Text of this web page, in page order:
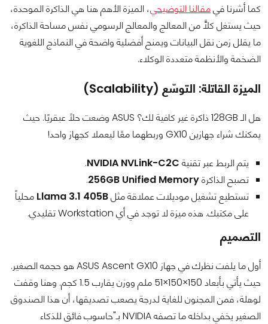
كما أشرنا فيمقالنا التوضيحي، الميزة الأهم هنا هي الذاكرة الموحدة،
حيث يستغل كلًّا من المعالج والمعالج الرسومي نفس مساحة الذاكرة،
ما يقلل زمن نقل البيانات ويمنح أفضلية واضحة في النماذج اللغوية
الضخمة والأنظمة متعددة الوكلاء.
الميزة القاتلة: التوسّع (Scalability)
هل الـ 128GB ذاكرة غير كافية لك؟ ASUS وضعت حلاً عبقريًا. حيث
يمكنك شراء جهازين GX10 وربطهما معًا ليعملا كجهاز واحد!
يتم الربط عبر تقنية NVIDIA NVLink-C2C
.
تصبح الذاكرة256GB Unified Memory
.
تستطيع تشغيل موديلات عملاقة مثلLlama 3.1 405B محلياً
على مكتبك. هذه ميزة لا توجد في أي Workstation تقليدي.
التصميم
أول ما يلفت نظرك في جهاز ASUS Ascent GX10 هو حجمه الصغير.
حيث يأتي بأبعاد 150×150×51 ملم ووزن يقارب 1.5 كجم. وهنا وقفت
لوهلة، فمن المجنون للغاية لدرجة يصعب تصديقها، أن هذا الصندوق
الصغير يخفي بداخله ما تصفه NVIDIA بـ"حاسوب فائق للذكاء